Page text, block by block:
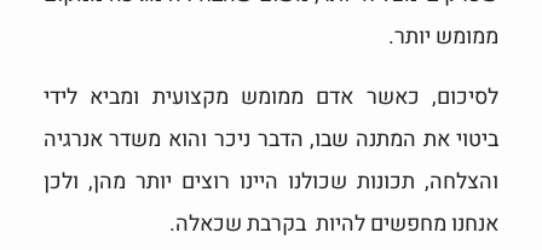
ממומש יותר.
לסיכום, כאשר אדם ממומש מקצועית ומביא לידי
ביטוי את המתנה שבו, הדבר ניכר והוא משדר אנרגיה
והצלחה, תכונות שכולנו היינו רוצים יותר מהן, ולכן
אנחנו מחפשים להיות בקרבת שכאלה.